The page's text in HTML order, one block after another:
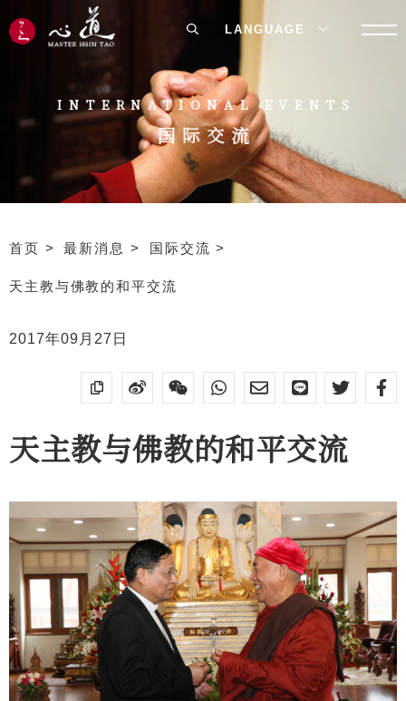
INTERNATIONAL EVENTS
国际交流
首页 最新消息 国际交流
天主教与佛教的和平交流
2017年09月27日
天主教与佛教的和平交流
LANGUAGE